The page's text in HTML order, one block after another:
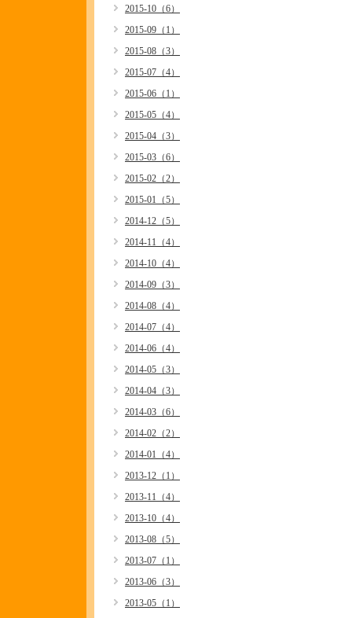
2015-10（6）
2015-09（1）
2015-08（3）
2015-07（4）
2015-06（1）
2015-05（4）
2015-04（3）
2015-03（6）
2015-02（2）
2015-01（5）
2014-12（5）
2014-11（4）
2014-10（4）
2014-09（3）
2014-08（4）
2014-07（4）
2014-06（4）
2014-05（3）
2014-04（3）
2014-03（6）
2014-02（2）
2014-01（4）
2013-12（1）
2013-11（4）
2013-10（4）
2013-08（5）
2013-07（1）
2013-06（3）
2013-05（1）